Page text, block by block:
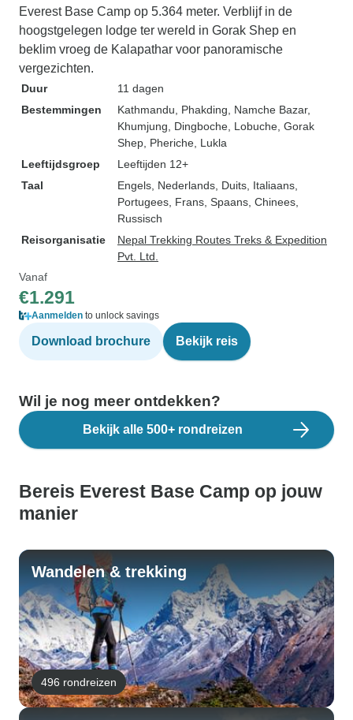
Everest Base Camp op 5.364 meter. Verblijf in de
hoogstgelegen lodge ter wereld in Gorak Shep en
beklim vroeg de Kalapathar voor panoramische
vergezichten.
Duur
11 dagen
Bestemmingen
Kathmandu , Phakding , Namche Bazar,
Khumjung , Dingboche , Lobuche , Gorak
Shep , Pheriche , Lukla
Leeftijdsgroep
Leeftijden 12+
Taal
Engels, Nederlands, Duits, Italiaans,
Portugees, Frans, Spaans, Chinees,
Russisch
Reisorganisatie
Nepal Trekking Routes Treks & Expedition
Pvt. Ltd.
Vanaf
€1.291
Aanmelden to unlock savings
Download brochure Bekijk reis
Wil je nog meer ontdekken?
Bekijk alle 500+ rondreizen
Bereis Everest Base Camp op jouw
manier
Wandelen & trekking
496 rondreizen